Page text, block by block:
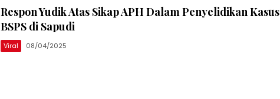
Respon Yudik Atas Sikap APH Dalam Penyelidikan Kasus
BSPS di Sapudi
Viral 08/04/2025